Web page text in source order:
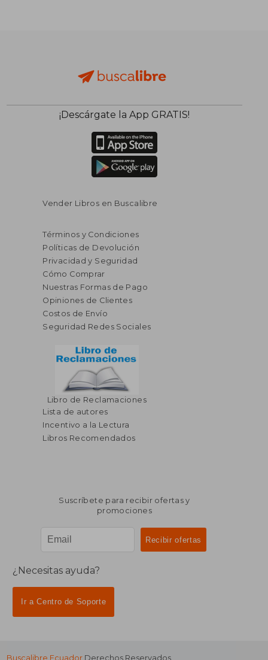
¡Descárgate la App GRATIS!
Vender Libros en Buscalibre
Términos y Condiciones
Políticas de Devolución
Privacidad y Seguridad
Cómo Comprar
Nuestras Formas de Pago
Opiniones de Clientes
Costos de Envío
Seguridad Redes Sociales
Libro de Reclamaciones
Lista de autores
Incentivo a la Lectura
Libros Recomendados
Suscríbete para recibir ofertas y
promociones
¿Necesitas ayuda?
Ir a Centro de Soporte
Buscalibre Ecuador Derechos Reservados.